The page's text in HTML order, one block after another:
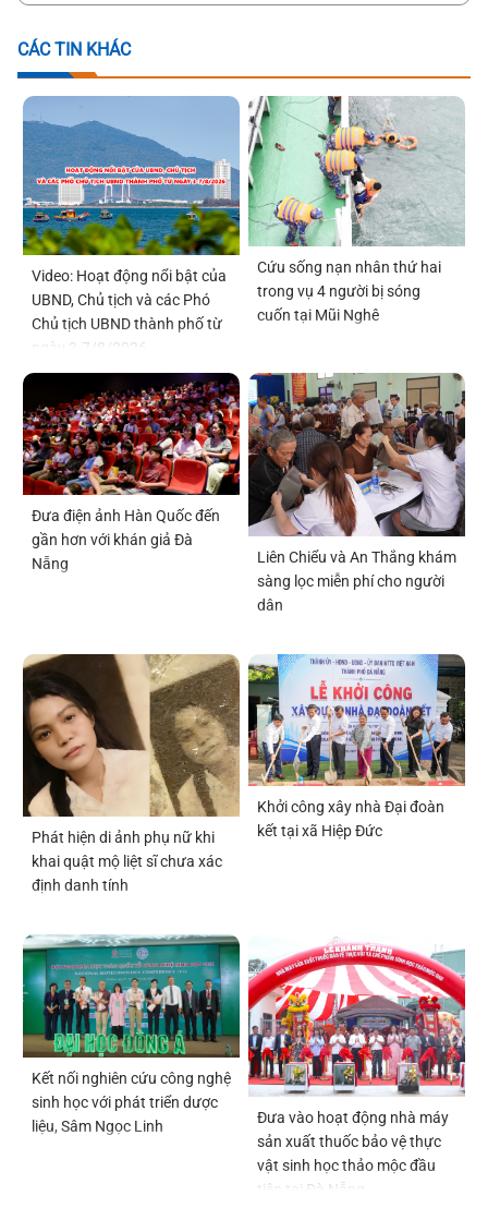
CÁC TIN KHÁC
Video: Hoạt động nổi bật của
UBND, Chủ tịch và các Phó
Chủ tịch UBND thành phố từ
ngày 3-7/8/2026
Cứu sống nạn nhân thứ hai
trong vụ 4 người bị sóng
cuốn tại Mũi Nghê
Đưa điện ảnh Hàn Quốc đến
gần hơn với khán giả Đà
Nẵng
Liên Chiểu và An Thắng khám
sàng lọc miễn phí cho người
dân
Phát hiện di ảnh phụ nữ khi
khai quật mộ liệt sĩ chưa xác
định danh tính
Khởi công xây nhà Đại đoàn
kết tại xã Hiệp Đức
Kết nối nghiên cứu công nghệ
sinh học với phát triển dược
liệu, Sâm Ngọc Linh
Đưa vào hoạt động nhà máy
sản xuất thuốc bảo vệ thực
vật sinh học thảo mộc đầu
tiên tại Đà Nẵng